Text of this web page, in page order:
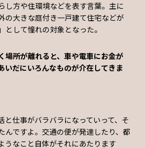
し方や住環境などを表す言葉。主に
の大きな庭付き一戸建て住宅などが
として憧れの対象となった。
所が離れると、車や電車にお金が
いだにいろんなものが介在してきま
と仕事がバラバラになっていって、そ
んですよ。交通の便が発達したり、都
うなこと自体がそれにあたります